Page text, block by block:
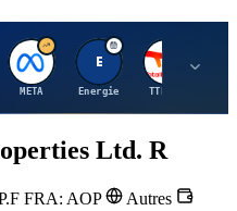
M
META
E
Energie
T
TTE.PA
Ltd. R
FRA: AOP
Autres